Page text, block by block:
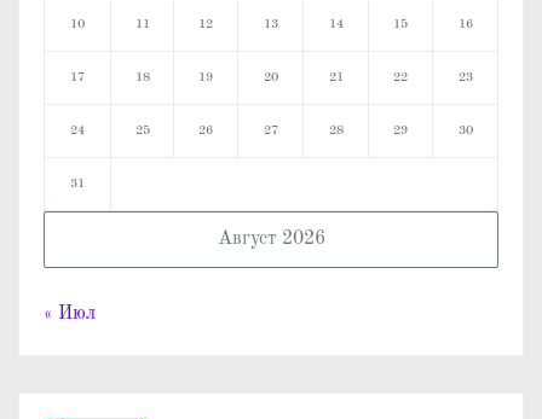
Август 2026
10 11 12 13 14 15 16
17 18 19 20 21 22 23
24 25 26 27 28 29 30
31
« Июл